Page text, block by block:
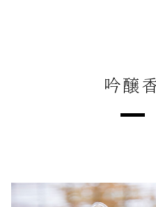
吟醸